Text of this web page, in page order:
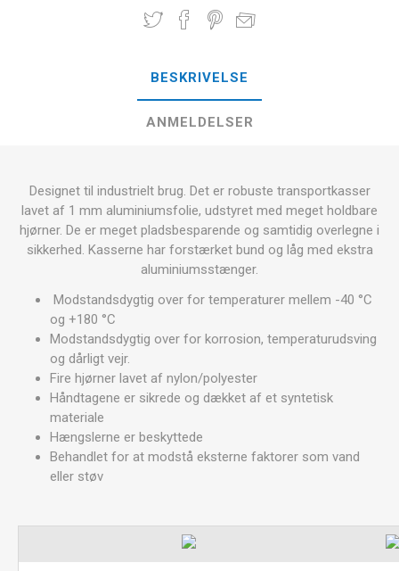
BESKRIVELSE
ANMELDELSER
Designet til industrielt brug. Det er robuste transportkasser
lavet af 1 mm aluminiumsfolie, udstyret med meget holdbare
hjørner. De er meget pladsbesparende og samtidig overlegne i
sikkerhed. Kasserne har forstærket bund og låg med ekstra
aluminiumsstænger.
Modstandsdygtig over for temperaturer mellem -40 °C
og +180 °C
Modstandsdygtig over for korrosion, temperaturudsving
og dårligt vejr.
Fire hjørner lavet af nylon/polyester
Håndtagene er sikrede og dækket af et syntetisk
materiale
Hængslerne er beskyttede
Behandlet for at modstå eksterne faktorer som vand
eller støv